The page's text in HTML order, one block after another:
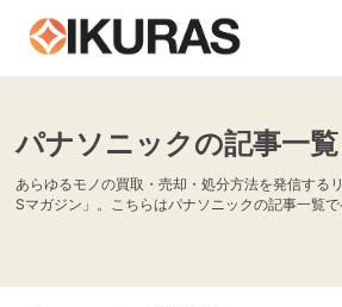
パナソニックの記事一覧
あらゆるモノの買取・売却・処分方法を発信する
Sマガジン」。こちらはパナソニックの記事一覧で